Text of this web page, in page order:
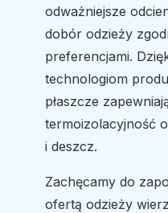
odważniejsze
dobór odzieży
preferencjami.
technologiom
płaszcze
termoizolacyjność
i deszcz.
Zachęcamy do
ofertą odzieży